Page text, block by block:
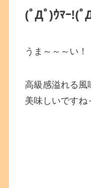
(ﾟДﾟ)ｳﾏｰ!(ﾟ
うま～～～い！
高級感溢れる風
美味しいですね